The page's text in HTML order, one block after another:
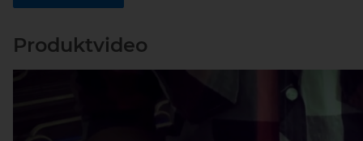
Produktvideo